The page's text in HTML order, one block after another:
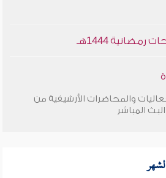
1444هـ
والمحاضرات الأرشيفية من
المباشر